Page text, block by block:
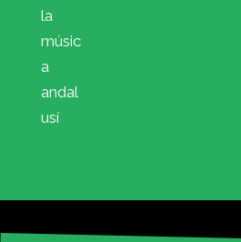
la
músic
a
andal
usí